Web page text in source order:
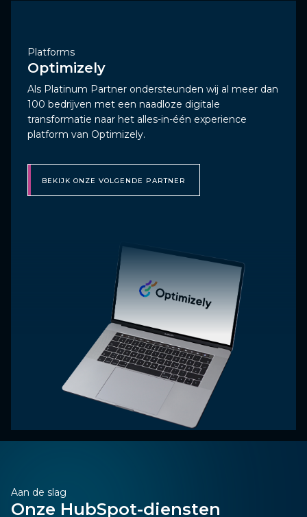
Platforms
Optimizely
Als Platinum Partner ondersteunden wij al meer dan
100 bedrijven met een naadloze digitale
transformatie naar het alles-in-één experience
platform van Optimizely.
BEKIJK ONZE VOLGENDE PARTNER
Aan de slag
Onze HubSpot-diensten